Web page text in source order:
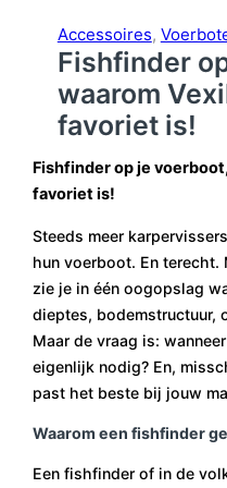
Accessoires,
Fishfinder
waarom
favoriet is!
Fishfinder op je
favoriet is!
Steeds meer
hun voerboot. En terecht.
zie je in één oogopslag
dieptes, bodemstructuur,
Maar de vraag is:
eigenlijk nodig? En,
past het beste bij jouw
Waarom een fishfinder
Een fishfinder of in de